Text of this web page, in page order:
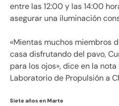
entre las 12:00 y las 14:00
asegurar una iluminación
«Mientas muchos miembros
casa disfrutando del pavo,
para los ojos», dice en la
Laboratorio de Propulsión a
Siete años en Marte